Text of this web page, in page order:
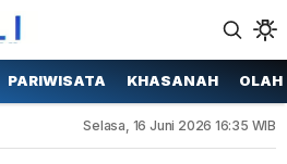
PARIWISATA KHASANAH OLAH
Selasa, 16 Juni 2026 16:35 WIB